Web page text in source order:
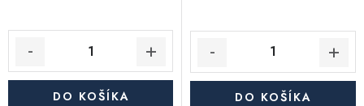
DO KOŠÍKA DO KOŠÍKA